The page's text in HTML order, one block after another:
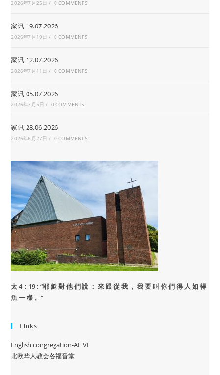
2026年7月25日 / 0 COMMENTS
家讯 19.07.2026
2026年7月19日 / 0 COMMENTS
家讯 12.07.2026
2026年7月11日 / 0 COMMENTS
家讯 05.07.2026
2026年7月5日 / 0 COMMENTS
家讯 28.06.2026
2026年6月27日 / 0 COMMENTS
太 4：19 : “耶 穌 對 他 們 說 ： 來 跟 從 我 ， 我 要 叫 你 們 得 人 如 得
魚 一 樣 。”
Links
English congregation-ALIVE
北欧华人教会各福音堂